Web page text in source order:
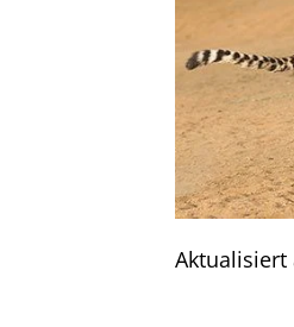
Aktualisiert